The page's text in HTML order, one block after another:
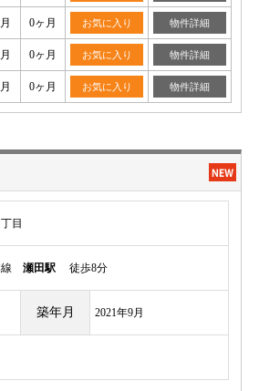
0ヶ月 お気に入り 物件詳細
0ヶ月 お気に入り 物件詳細
0ヶ月 お気に入り 物件詳細
目
線 瀬田駅 徒歩8分
築年月 2021年9月